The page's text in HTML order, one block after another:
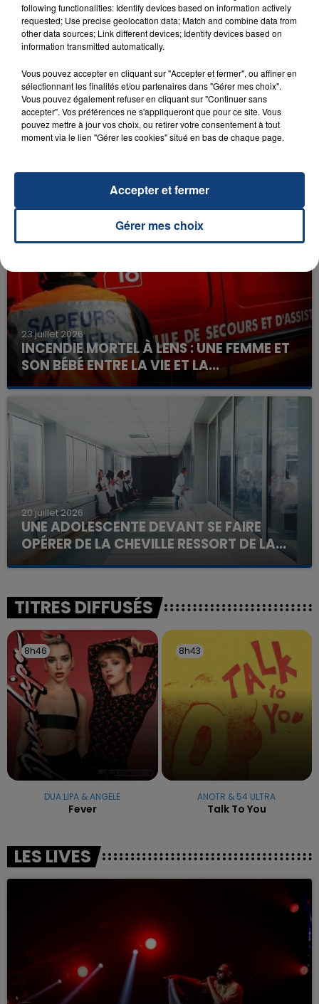
Fever
RADIO CONTACT
23 juillet 2026
INCENDIE MORTEL À LENS : UNE FEMME ET
SON BÉBÉ ENTRE LA VIE ET LA...
Un homme s'est immolé par le feu après avoir
aspergé sa compagne et leur bébé de trois mois
d'un liquide inflammable.
20 juillet 2026
UNE ADOLESCENTE DEVANT SE FAIRE
OPÉRER DE LA CHEVILLE RESSORT DE LA...
La famille a porté plainte contre la clinique qui a
excuses.
TITRES DIFFUSÉS
8h46
8h46
DUA LIPA & ANGELE
Fever
8h43
8h43
ANOTR & 54 ULTRA
Talk To You
LES LIVES
following functionalities: Identify devices based on information actively
requested; Use precise geolocation data; Match and combine data from
other data sources; Link different devices; Identify devices based on
information transmitted automatically.
Vous pouvez accepter en cliquant sur "Accepter et fermer", ou affiner en
sélectionnant les finalités et/ou partenaires dans "Gérer mes choix".
Vous pouvez également refuser en cliquant sur "Continuer sans
accepter". Vos préférences ne s'appliqueront que pour ce site. Vous
pouvez mettre à jour vos choix, ou retirer votre consentement à tout
moment via le lien "Gérer les cookies" situé en bas de chaque page.
Gérer mes choix
Accepter et fermer